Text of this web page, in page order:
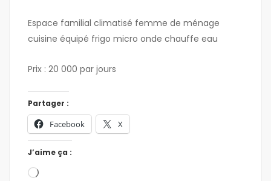
Espace familial climatisé femme de ménage
cuisine équipé frigo micro onde chauffe eau
Prix : 20 000 par jours
Partager :
Facebook X
J’aime ça :